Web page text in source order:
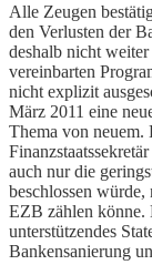
Alle Zeugen
den Verlusten der
deshalb nicht
vereinbarten
nicht explizit
März 2011 eine
Thema von neuem.
auch nur die
beschlossen
EZB zählen könne.
unterstützendes
Bankensanierung